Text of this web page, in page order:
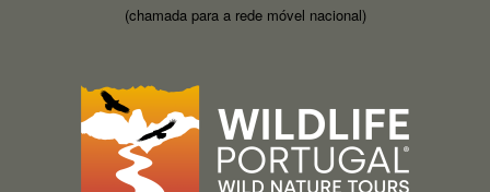
(chamada para a rede móvel nacional)